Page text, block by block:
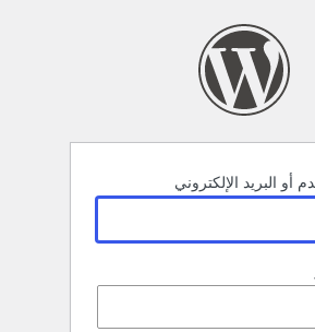
أو البريد الإلكتروني